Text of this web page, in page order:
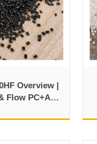
Overview |
Flow PC+ABS